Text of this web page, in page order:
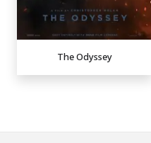
The Odyssey